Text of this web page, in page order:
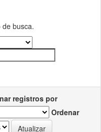
busca.
registros por
Ordenar